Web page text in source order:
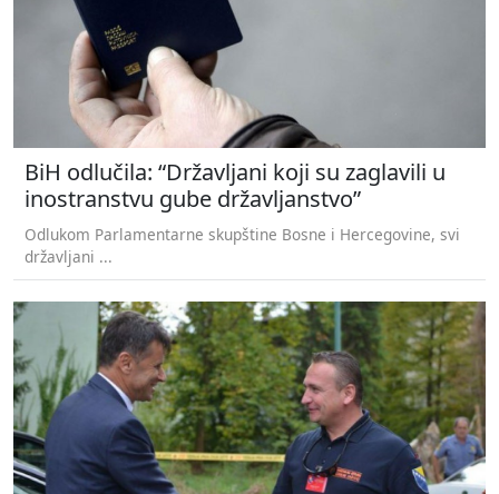
BiH odlučila: “Državljani koji su zaglavili u
inostranstvu gube državljanstvo”
Odlukom Parlamentarne skupštine Bosne i Hercegovine, svi
državljani ...